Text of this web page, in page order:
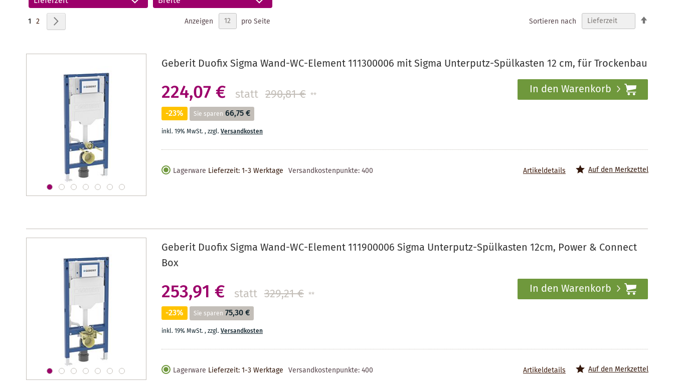
Seite
Sie lesen gerade Seite
1 Seite
2 Anzeigen pro Seite Sortieren nach
Geberit Duofix Sigma Wand-WC-Element 111300006 mit Sigma Unterputz-Spülkasten 12 cm, für Trockenbau
224,07 € statt 290,81 € **
-23% Sie sparen 66,75 €
inkl. 19% MwSt.,zzgl.Versandkosten
In den Warenkorb
Lagerware Lieferzeit: 1-3 Werktage Versandkostenpunkte:400 Auf den Merkzettel
Artikeldetails
Geberit Duofix Sigma Wand-WC-Element 111900006 Sigma Unterputz-Spülkasten 12cm, Power & Connect
Box
253,91 € statt 329,21 € **
-23% Sie sparen 75,30 €
inkl. 19% MwSt.,zzgl.Versandkosten
In den Warenkorb
Lagerware Lieferzeit: 1-3 Werktage Versandkostenpunkte:400 Auf den Merkzettel
Artikeldetails